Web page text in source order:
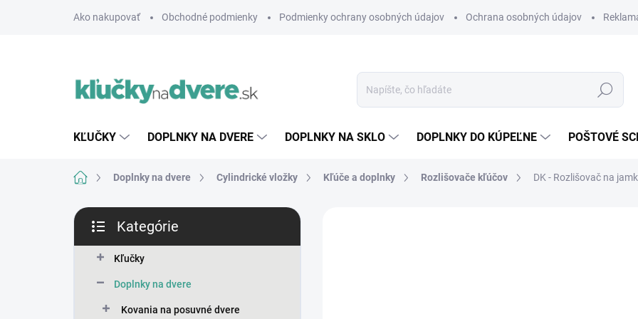
Ako nakupovať Obchodné podmienky Podmienky ochrany osobných údajov Ochrana osobných údajov
Hľadať
KĽUČKY DOPLNKY NA DVERE DOPLNKY NA SKLO DOPLNKY DO KÚPEĽNE POŠTOVÉ
DomovDoplnky na dvere Cylindrické vložky Kľúče a doplnky Rozlišovače kľúčov DK - Rozlišovač na
B
č
kategórie
Kategórie
Kľučky
Doplnky na dvere
Kovania na posuvné dvere